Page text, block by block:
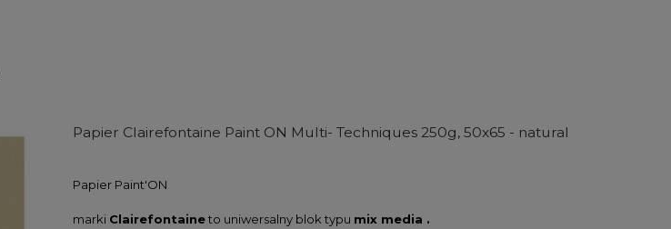
Papier Clairefontaine Paint ON Multi- Techniques 250g, 50x65 - natural
Papier Paint'ON
marki Clairefontaineto uniwersalny blok typu mix media .